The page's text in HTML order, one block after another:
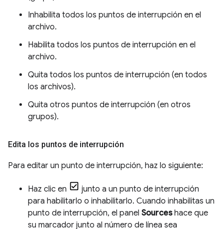
Inhabilita todos los puntos de interrupción en el
archivo.
Habilita todos los puntos de interrupción en el
archivo.
Quita todos los puntos de interrupción (en todos
los archivos).
Quita otros puntos de interrupción (en otros
grupos).
Edita los puntos de interrupción
Para editar un punto de interrupción, haz lo siguiente:
Haz clic en
junto a un punto de interrupción
para habilitarlo o inhabilitarlo. Cuando inhabilitas un
punto de interrupción, el panel Sourceshace que
su marcador junto al número de línea sea